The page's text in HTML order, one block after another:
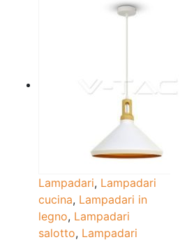
Lampadari, Lampadari
cucina, Lampadari in
legno, Lampadari
salotto, Lampadari